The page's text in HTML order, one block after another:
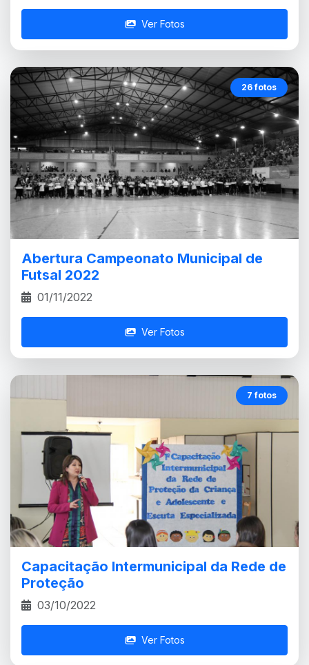
Ver Fotos
26 fotos
Abertura Campeonato Municipal de
Futsal 2022
01/11/2022
Ver Fotos
7 fotos
Capacitação Intermunicipal da Rede de
Proteção
03/10/2022
Ver Fotos